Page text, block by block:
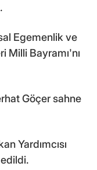
Egemenlik ve
Milli Bayramı'nı
Göçer sahne
Yardımcısı